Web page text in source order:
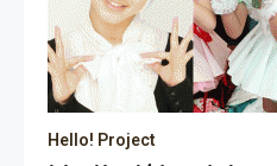
Hello! Project